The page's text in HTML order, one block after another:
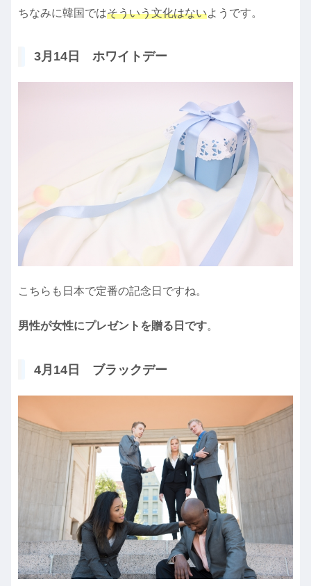
ちなみに韓国ではそういう文化はないようです。
3月14日 ホワイトデー
こちらも日本で定番の記念日ですね。
男性が女性にプレゼントを贈る日です。
4月14日 ブラックデー